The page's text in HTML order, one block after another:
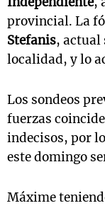
provincial. La
Stefanis, actual
localidad, y lo
Los sondeos
fuerzas
indecisos, por
este domingo
Máxime